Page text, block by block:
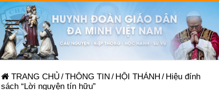
TRANG CHỦ /THÔNG TIN / HỘI THÁNH / Hiệu đính
sách “Lời nguyện tín hữu”